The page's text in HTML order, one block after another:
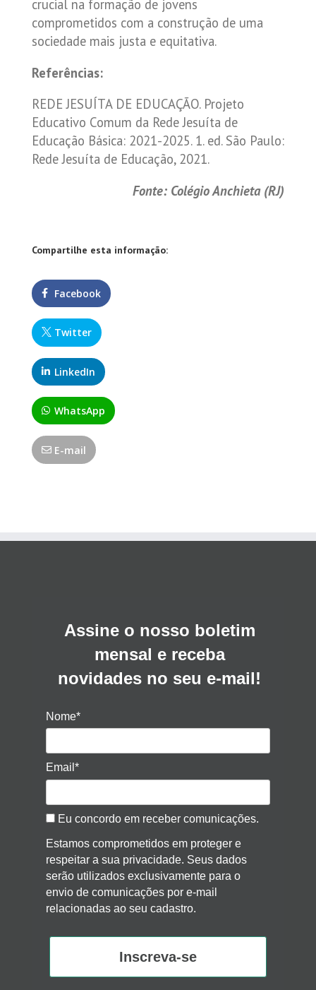
crucial na formação de jovens
comprometidos com a construção de uma
sociedade mais justa e equitativa.
Referências:
REDE JESUÍTA DE EDUCAÇÃO. Projeto
Educativo Comum da Rede Jesuíta de
Educação Básica: 2021-2025. 1. ed. São Paulo:
Rede Jesuíta de Educação, 2021.
Fonte: Colégio Anchieta (RJ)
Compartilhe esta informação:
Facebook
Twitter
LinkedIn
WhatsApp
E-mail
Assine o nosso boletim
mensal e receba
novidades no seu e-mail!
Nome*
Email*
Eu concordo em receber comunicações.
Estamos comprometidos em proteger e
respeitar a sua privacidade. Seus dados
serão utilizados exclusivamente para o
envio de comunicações por e-mail
relacionadas ao seu cadastro.
Inscreva-se